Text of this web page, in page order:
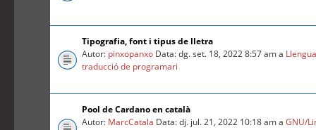
Tipografia, font i tipus de lletra
Autor: pinxopanxo Data: dg. set. 18, 2022 8:57 am a
traducció de programari
Pool de Cardano en català
Autor: MarcCatala Data: dj. jul. 21, 2022 10:18 am aGNU/